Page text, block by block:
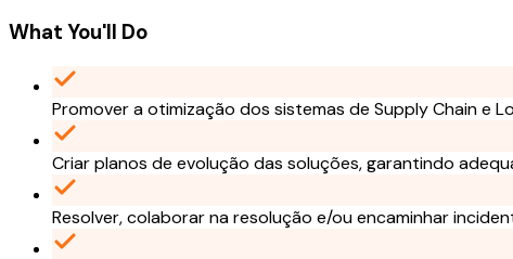
What You'll Do
Promover a otimização dos sistemas de Supply Chain e
Criar planos de evolução das soluções, garantindo
Resolver, colaborar na resolução e/ou encaminhar